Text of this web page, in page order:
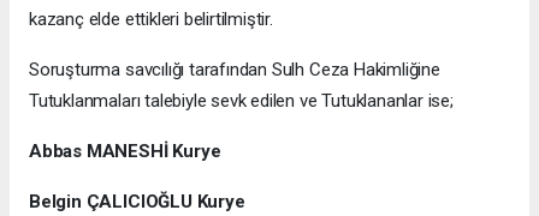
kazanç elde ettikleri belirtilmiştir.
Soruşturma savcılığı tarafından Sulh Ceza Hakimliğine
Tutuklanmaları talebiyle sevk edilen ve Tutuklananlar ise;
Abbas MANESHİ Kurye
Belgin ÇALICIOĞLU Kurye